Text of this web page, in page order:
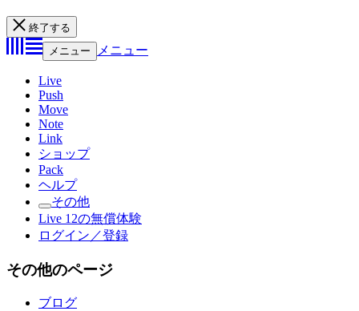
終了する
メニュー
メニュー
Live
Push
Move
Note
Link
ショップ
Pack
ヘルプ
その他
Live 12の無償体験
ログイン／登録
その他のページ
ブログ